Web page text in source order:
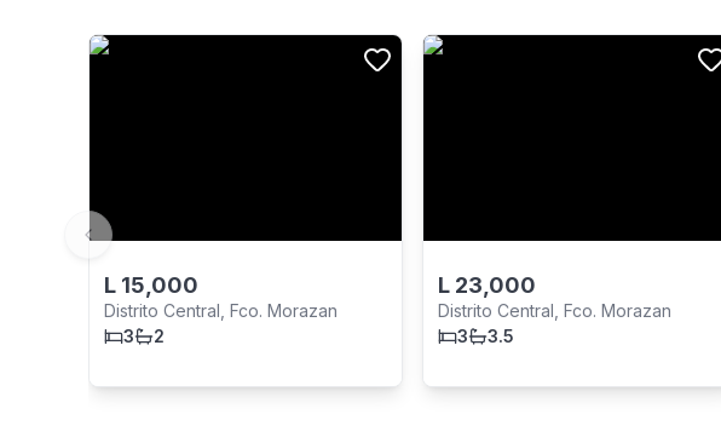
L 15,000
Distrito Central, Fco. Morazan
3
2
L 23,000
Distrito Central, Fco. Morazan
3
3.5
Previous slide